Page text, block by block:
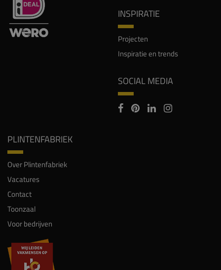
INSPIRATIE
Projecten
Inspiratie en trends
SOCIAL MEDIA
PLINTENFABRIEK
Over Plintenfabriek
Vacatures
Contact
Toonzaal
Voor bedrijven